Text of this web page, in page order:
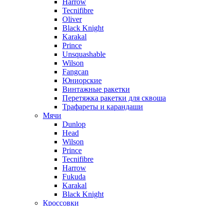
Harrow
Tecnifibre
Oliver
Black Knight
Karakal
Prince
Unsquashable
Wilson
Fangcan
Юниорские
Винтажные ракетки
Перетяжка ракетки для сквоша
Трафареты и карандаши
Мячи
Dunlop
Head
Wilson
Prince
Tecnifibre
Harrow
Fukuda
Karakal
Black Knight
Кроссовки